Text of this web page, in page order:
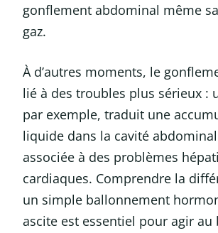
gonflement abdominal même
gaz.
À d’autres moments, le
lié à des troubles plus sérieux :
par exemple, traduit une
liquide dans la cavité
associée à des problèmes
cardiaques. Comprendre la
un simple ballonnement
ascite est essentiel pour agir au